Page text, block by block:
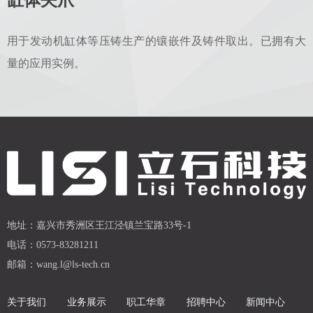
用于发动机缸体等压铸生产的镶嵌件及铸件取出。已拥有大
量的应用实例。
地址： 嘉兴市秀洲区王江泾镇兰宝路33号-1
电话： 0573-83281211
邮箱： wang.l@ls-tech.cn
关于我们 业务展示 职工华章 招聘中心 新闻中心